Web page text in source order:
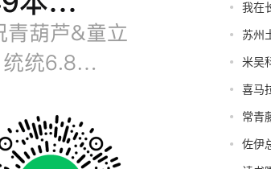
我在
苏州
米吴
喜马
常青